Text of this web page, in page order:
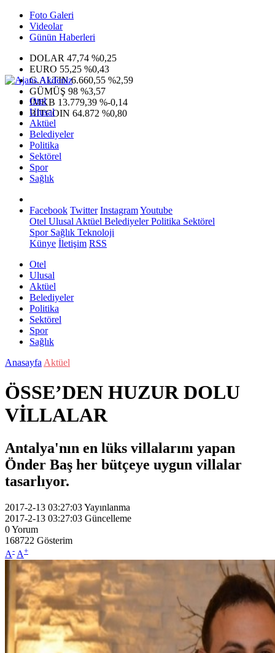
Foto Galeri
Videolar
Günün Haberleri
DOLAR 47,74 %0,25
EURO 55,25 %0,43
G.ALTIN6.660,55 %2,59
GÜMÜŞ 98 %3,57
IMKB 13.779,39 %-0,14
BITCOIN 64.872 %0,80
Otel
Ulusal
Aktüel
Belediyeler
Politika
Sektörel
Spor
Sağlık
Facebook Twitter InstagramYoutube
Otel Ulusal Aktüel BelediyelerPolitika Sektörel
SporSağlık Teknoloji
Künye İletişim RSS
Otel
Ulusal
Aktüel
Belediyeler
Politika
Sektörel
Spor
Sağlık
Anasayfa Aktüel
ÖSSE’DEN HUZUR DOLU
VİLLALAR
Antalya'nın en lüks villalarını yapan
Önder Baş her bütçeye uygun villalar
tasarlıyor.
2017-2-13 03:27:03Yayınlanma
2017-2-13 03:27:03 Güncelleme
0Yorum
168722 Gösterim
A- A+